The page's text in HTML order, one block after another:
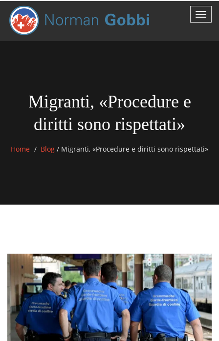
Migranti, «Procedure e
diritti sono rispettati»
Home Blog / Migranti, «Procedure e diritti sono rispettati»